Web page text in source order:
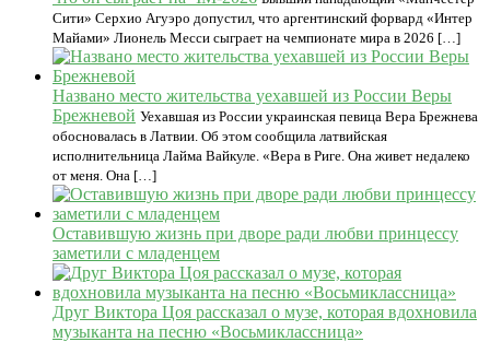
Сити» Серхио Агуэро допустил, что аргентинский форвард «Интер
Майами» Лионель Месси сыграет на чемпионате мира в 2026 […]
Названо место жительства уехавшей из России Веры
Брежневой Уехавшая из России украинская певица Вера Брежнева
обосновалась в Латвии. Об этом сообщила латвийская
исполнительница Лайма Вайкуле. «Вера в Риге. Она живет недалеко
от меня. Она […]
Оставившую жизнь при дворе ради любви принцессу
заметили с младенцем
Друг Виктора Цоя рассказал о музе, которая вдохновила
музыканта на песню «Восьмиклассница»